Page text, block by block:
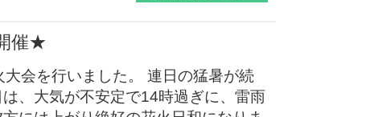
催★
会を行いました。 連日の猛暑が続
、大気が不安定で14時過ぎに、雷雨